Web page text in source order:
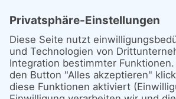
© 1987 – 2025
Storchenhof Loburg e.V.
Alle Rechte vorbehalten.